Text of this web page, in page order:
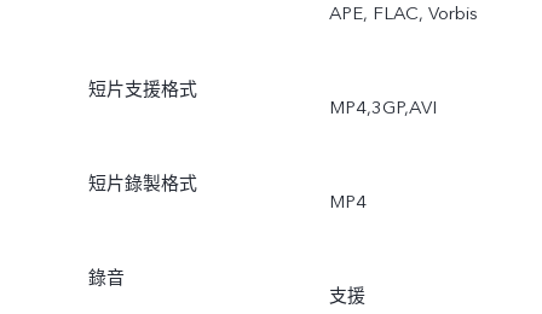
APE, FLAC, Vorbis
短片支援格式
MP4,3GP,AVI
短片錄製格式
MP4
錄音
支援